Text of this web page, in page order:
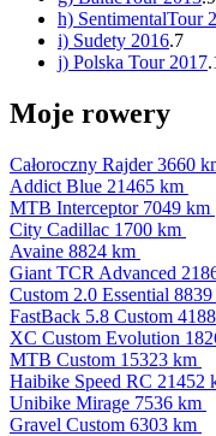
h) SentimentalTour
i) Sudety 2016.7
j) Polska Tour 2017
Moje rowery
Całoroczny Rajder3660
Addict Blue 21465 km
MTB Interceptor 7049 km
City Cadillac 1700 km
Avaine 8824 km
Giant TCR Advanced
Custom 2.0 Essential
FastBack 5.8 Custom
XC Custom Evolution
MTB Custom 15323 km
Haibike Speed RC 21452
Unibike Mirage 7536 km
Gravel Custom 6303 km